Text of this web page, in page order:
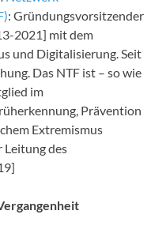
: Gründungsvorsitzender
2021] mit dem
und Digitalisierung. Seit
Das NTF ist – so wie
im
Prävention
Extremismus
Leitung des